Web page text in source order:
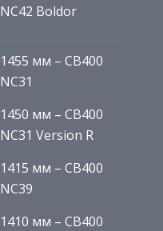
NC42 Boldor
1455 мм – CB400
NC31
1450 мм – CB400
NC31 Version R
1415 мм – CB400
NC39
1410 мм – CB400